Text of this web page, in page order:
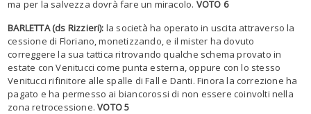
ma per la salvezza dovrà fare un miracolo. VOTO 6
BARLETTA (ds Rizzieri): la società ha operato in uscita attraverso la
cessione di Floriano, monetizzando, e il mister ha dovuto
correggere la sua tattica ritrovando qualche schema provato in
estate con Venitucci come punta esterna, oppure con lo stesso
Venitucci rifinitore alle spalle di Fall e Danti. Finora la correzione ha
pagato e ha permesso ai biancorossi di non essere coinvolti nella
zona retrocessione. VOTO 5